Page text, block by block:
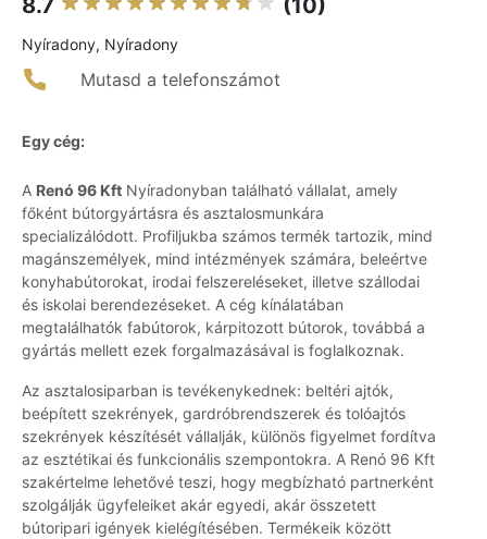
8.7 (10)
Nyíradony, Nyíradony
Mutasd a telefonszámot
Egy cég:
A Renó 96 Kft Nyíradonyban található vállalat, amely
főként bútorgyártásra és asztalosmunkára
specializálódott. Profiljukba számos termék tartozik, mind
magánszemélyek, mind intézmények számára, beleértve
konyhabútorokat, irodai felszereléseket, illetve szállodai
és iskolai berendezéseket. A cég kínálatában
megtalálhatók fabútorok, kárpitozott bútorok, továbbá a
gyártás mellett ezek forgalmazásával is foglalkoznak.
Az asztalosiparban is tevékenykednek: beltéri ajtók,
beépített szekrények, gardróbrendszerek és tolóajtós
szekrények készítését vállalják, különös figyelmet fordítva
az esztétikai és funkcionális szempontokra. A Renó 96 Kft
szakértelme lehetővé teszi, hogy megbízható partnerként
szolgálják ügyfeleiket akár egyedi, akár összetett
bútoripari igények kielégítésében. Termékeik között